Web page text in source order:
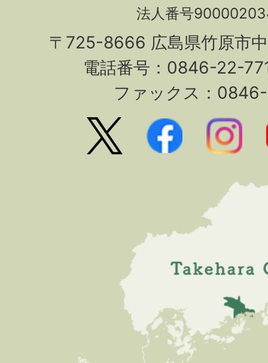
法人番号
〒725-8666 広島県竹原市
電話番号：0846-22-
ファックス：